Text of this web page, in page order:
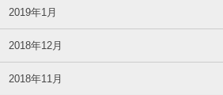
2019年1月
2018年12月
2018年11月